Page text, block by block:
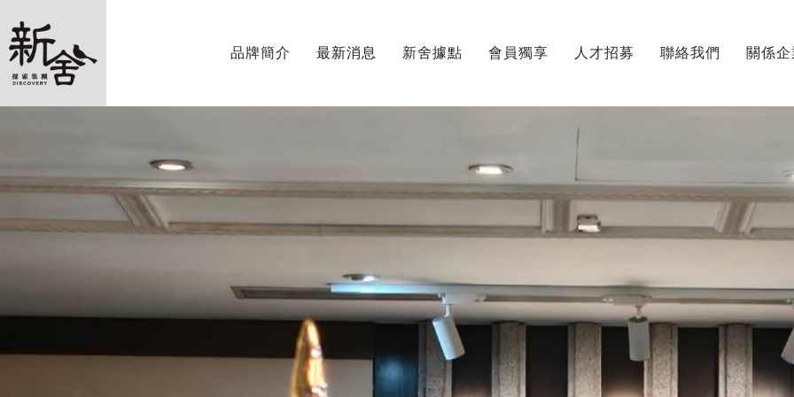
品牌簡介 最新消息 新舍據點 會員獨享 人才招募 聯絡我們 關係